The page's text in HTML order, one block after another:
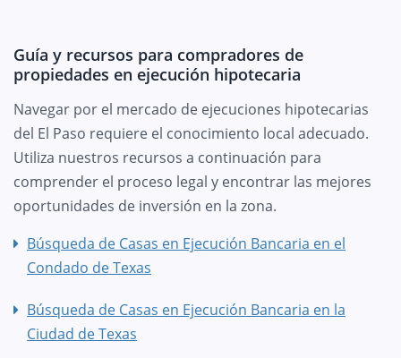
Guía y recursos para compradores de
propiedades en ejecución hipotecaria
Navegar por el mercado de ejecuciones hipotecarias
del El Paso requiere el conocimiento local adecuado.
Utiliza nuestros recursos a continuación para
comprender el proceso legal y encontrar las mejores
oportunidades de inversión en la zona.
Búsqueda de Casas en Ejecución Bancaria en el
Condado de Texas
Búsqueda de Casas en Ejecución Bancaria en la
Ciudad de Texas